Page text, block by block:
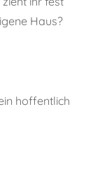
Haus?
hoffentlich